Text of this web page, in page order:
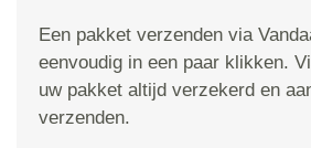
Een pakket verzenden via
eenvoudig in een paar klikken.
uw pakket altijd verzekerd en
verzenden.